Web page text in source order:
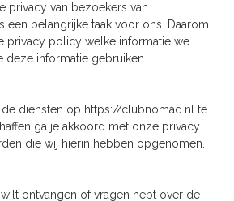
privacy van bezoekers van
een belangrijke taak voor ons. Daarom
privacy policy welke informatie we
deze informatie gebruiken.
diensten op https://clubnomad.nl te
ga je akkoord met onze privacy
die wij hierin hebben opgenomen.
ontvangen of vragen hebt over de